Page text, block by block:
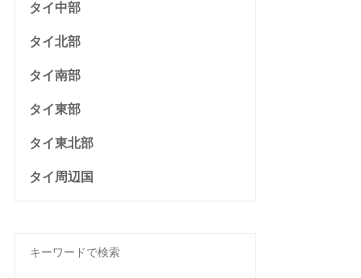
タイ中部
タイ北部
タイ南部
タイ東部
タイ東北部
タイ周辺国